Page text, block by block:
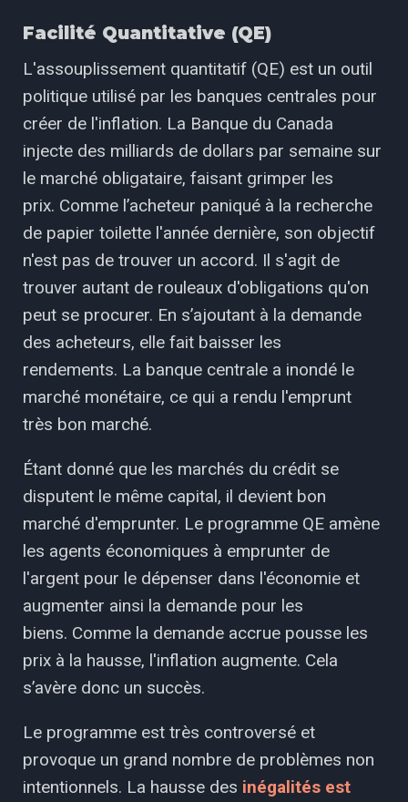
Facilité Quantitative (QE)
L'assouplissement quantitatif (QE) est un outil
politique utilisé par les banques centrales pour
créer de l'inflation. La Banque du Canada
injecte des milliards de dollars par semaine sur
le marché obligataire, faisant grimper les
prix. Comme l’acheteur paniqué à la recherche
de papier toilette l'année dernière, son objectif
n'est pas de trouver un accord. Il s'agit de
trouver autant de rouleaux d'obligations qu'on
peut se procurer. En s’ajoutant à la demande
des acheteurs, elle fait baisser les
rendements. La banque centrale a inondé le
marché monétaire, ce qui a rendu l'emprunt
très bon marché.
Étant donné que les marchés du crédit se
disputent le même capital, il devient bon
marché d'emprunter. Le programme QE amène
les agents économiques à emprunter de
l'argent pour le dépenser dans l'économie et
augmenter ainsi la demande pour les
biens. Comme la demande accrue pousse les
prix à la hausse, l'inflation augmente. Cela
s’avère donc un succès.
Le programme est très controversé et
provoque un grand nombre de problèmes non
intentionnels. La hausse des inégalités est